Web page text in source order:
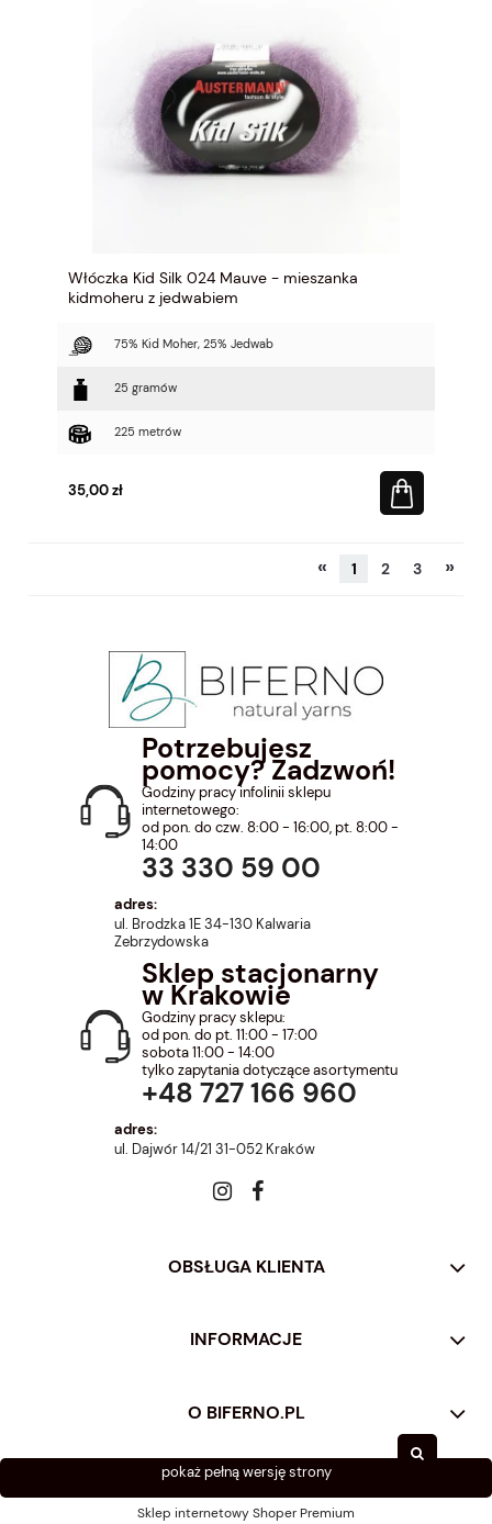
Włóczka Kid Silk 024 Mauve - mieszanka
kidmoheru z jedwabiem
75% Kid Moher, 25% Jedwab
25 gramów
225 metrów
35,00 zł
« 1 2 3 »
Potrzebujesz
pomocy? Zadzwoń!
Godziny pracy infolinii sklepu
internetowego:
od pon. do czw. 8:00 - 16:00, pt. 8:00 -
14:00
33 330 59 00
adres:
ul. Brodzka 1E 34-130 Kalwaria
Zebrzydowska
Sklep stacjonarny
w Krakowie
Godziny pracy sklepu:
od pon. do pt. 11:00 - 17:00
sobota 11:00 - 14:00
tylko zapytania dotyczące asortymentu
+48 727 166 960
adres:
ul. Dajwór 14/21 31-052 Kraków
OBSŁUGA KLIENTA
INFORMACJE
O BIFERNO.PL
pokaż pełną wersję strony
Sklep internetowy Shoper Premium